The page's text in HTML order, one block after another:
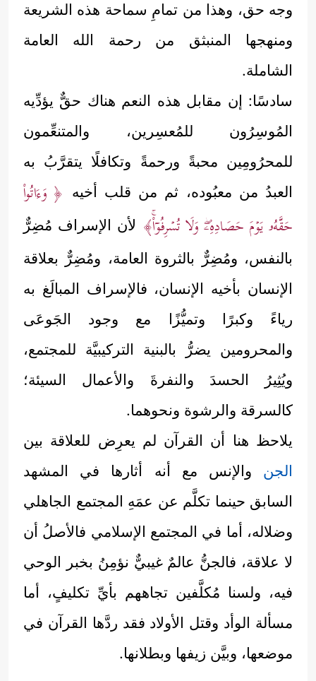
وجه حق، وهذا من تمامِ سماحة هذه الشريعة
ومنهجها المنبثق من رحمة الله العامة
الشاملة.
سادسًا: إن مقابل هذه النعم هناك حقٌّ يؤدِّيه
المُوسِرُون للمُعسِرين، والمتنعِّمون
للمحرُومِين محبةً ورحمةً وتكافلًا يتقرَّبُ به
العبدُ من معبُوده، ثم من قلب أخيه﴿ وَءَاتُواْ
حَقَّهُۥ یَوۡمَ حَصَادِهِۦۖ وَلَا تُسۡرِفُوۤاْۚ﴾لأن الإسراف مُضِرٌّ
بالنفس، ومُضِرٌّ بالثروة العامة، ومُضِرٌّ بعلاقة
الإنسان بأخيه الإنسان، فالإسراف المبالَغ به
رياءً وكبرًا وتميُّزًا مع وجود الجَوعَى
والمحرومين يضرُّ بالبنية التركيبيَّة للمجتمع،
ويُثِيرُ الحسدَ والنفرةَ والأعمال السيئة؛
كالسرقة والرشوة ونحوهما.
يلاحظ هنا أن القرآن لم يعرِض للعلاقة بين
الجن
والإنس مع أنه أثارها في المشهد
السابق حينما تكلَّم عن عمَهِ المجتمع الجاهلي
وضلاله، أما في المجتمع الإسلامي فالأصلُ أن
لا علاقة، فالجنُّ عالمٌ غيبيٌّ نؤمِنُ بخبر الوحي
فيه، ولسنا مُكلَّفين تجاههم بأيِّ تكليفٍ، أما
مسألة الوأد وقتل الأولاد فقد ردَّها القرآن في
موضعها، وبيَّن زيفها وبطلانها.